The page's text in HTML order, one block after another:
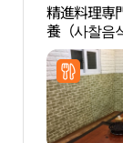
精進料理専
養（사찰음
우공양）